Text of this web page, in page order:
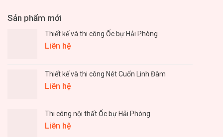
Sản phẩm mới
Thiết kế và thi công Ốc bự Hải Phòng
Liên hệ
Thiết kế và thi công Nét Cuốn Linh Đàm
Liên hệ
Thi công nội thất Ốc bự Hải Phòng
Liên hệ